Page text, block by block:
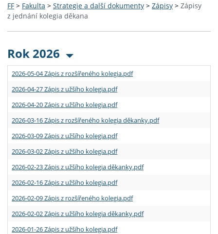
FF > Fakulta > Strategie a další dokumenty > Zápisy > Zápisy
z jednání kolegia děkana
Rok 2026
2026-05-04 Zápis z rozšířeného kolegia.pdf
2026-04-27 Zápis z užšího kolegia.pdf
2026-04-20 Zápis z užšího kolegia.pdf
2026-03-16 Zápis z rozšířeného kolegia děkanky.pdf
2026-03-09 Zápis z užšího kolegia.pdf
2026-03-02 Zápis z užšího kolegia.pdf
2026-02-23 Zápis z užšího kolegia děkanky.pdf
2026-02-16 Zápis z užšího kolegia.pdf
2026-02-09 Zápis z rozšířeného kolegia.pdf
2026-02-02 Zápis z užšího kolegia děkanky.pdf
2026-01-26 Zápis z užšího kolegia.pdf